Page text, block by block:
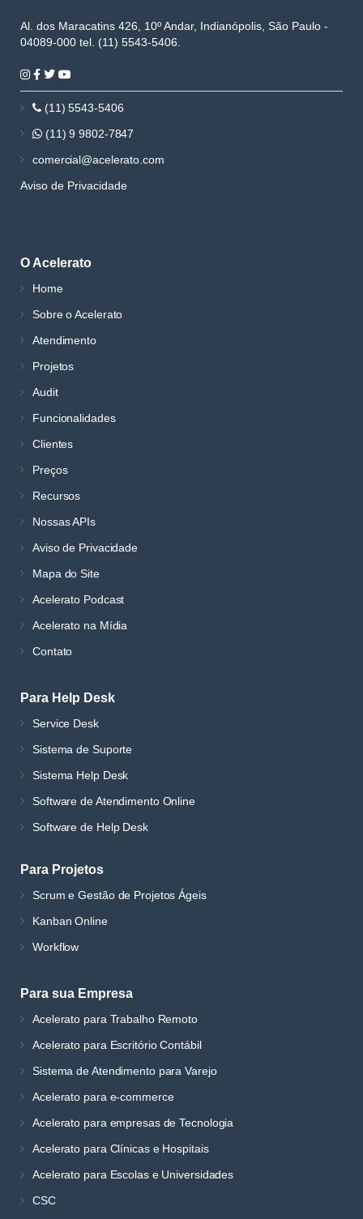
Al. dos Maracatins 426, 10º Andar, Indianópolis, São Paulo -
04089-000 tel. (11) 5543-5406.
(11) 5543-5406
(11) 9 9802-7847
comercial@acelerato.com
Aviso de Privacidade
O Acelerato
Home
Sobre o Acelerato
Atendimento
Projetos
Audit
Funcionalidades
Clientes
Preços
Recursos
Nossas APIs
Aviso de Privacidade
Mapa do Site
Acelerato Podcast
Acelerato na Mídia
Contato
Para Help Desk
Service Desk
Sistema de Suporte
Sistema Help Desk
Software de Atendimento Online
Software de Help Desk
Para Projetos
Scrum e Gestão de Projetos Ágeis
Kanban Online
Workflow
Para sua Empresa
Acelerato para Trabalho Remoto
Acelerato para Escritório Contábil
Sistema de Atendimento para Varejo
Acelerato para e-commerce
Acelerato para empresas de Tecnologia
Acelerato para Clínicas e Hospitais
Acelerato para Escolas e Universidades
CSC